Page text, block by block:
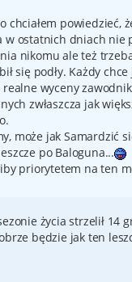
chciałem powiedzieć,
w ostatnich dniach nie
nikomu ale też
się podły. Każdy
realne wyceny
zwłaszcza jak
może jak Samardzić
po Baloguna...
priorytetem na ten
życia strzelił 14
będzie jak ten